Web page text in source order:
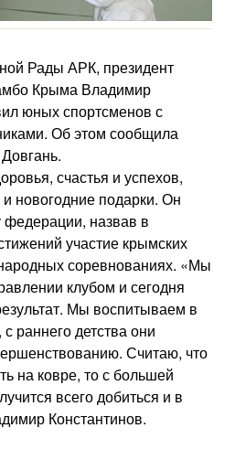
Рады АРК, президент
Крыма Владимир
юных спортсменов с
Об этом сообщила
счастья и успехов,
новогодние подарки. Он
назвав в
участие крымских
соревнованиях. «Мы
клубом и сегодня
Мы воспитываем в
раннего детства они
Считаю, что
на ковре, то с большей
всего добиться и в
Константинов.